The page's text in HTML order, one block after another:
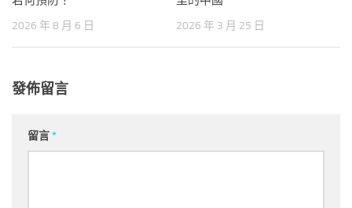
2026 年 8 月 6 日 2026 年 3 月 25 日
發佈留言
留言*